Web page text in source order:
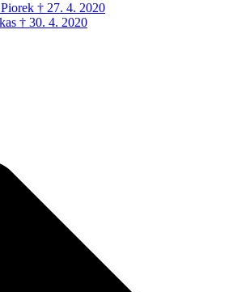
† 27. 4. 2020
† 30. 4. 2020